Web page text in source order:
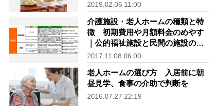
2019.02.06 11:00
介護施設・老人ホームの種類と特
徴 初期費用や月額料金のめやす
｜公的福祉施設と民間の施設の一
覧
2017.11.08 06:00
老人ホームの選び方 入居前に朝
昼見学、食事の介助で判断を
2016.07.27 22:19